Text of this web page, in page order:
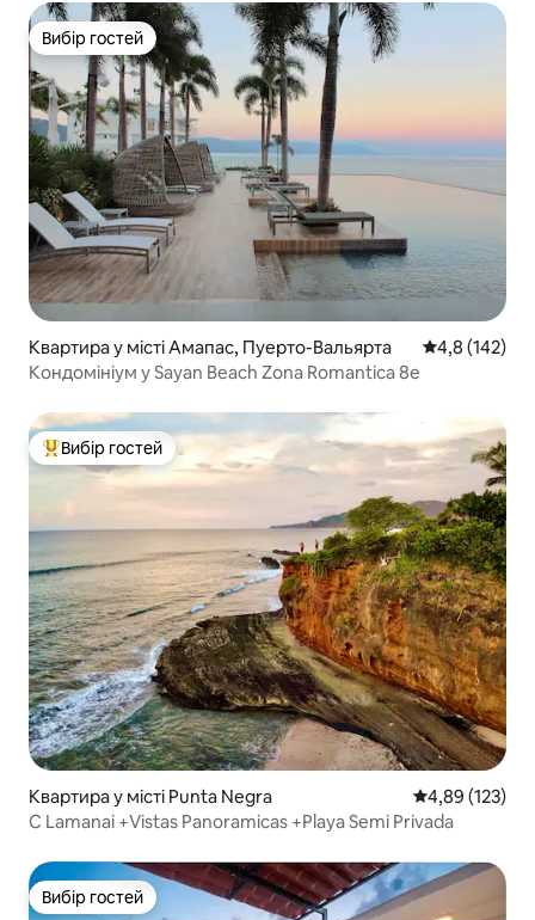
Вибір гостей
Вибір гостей
Квартира у місті Амапас, Пуерто-Вальярта Середня
4,8 (142)
Кондомініум у Sayan Beach Zona Romantica 8e
Топ вибір гостей
Вибір гостей
Квартира у місті Punta Negra Середня
4,89 (123)
C Lamanai +Vistas Panoramicas +Playa Semi Privada
Вибір гостей
Вибір гостей